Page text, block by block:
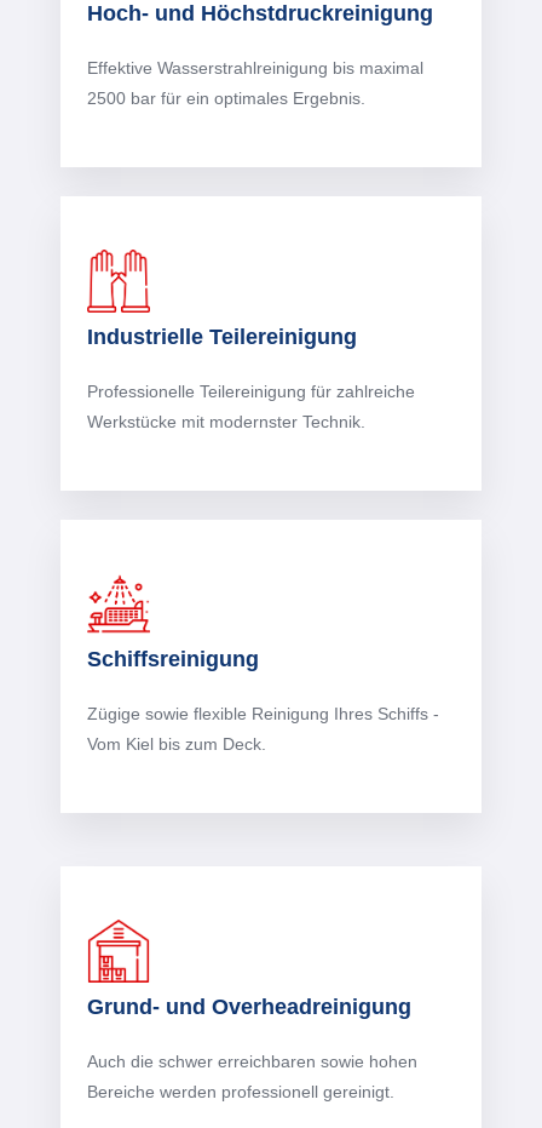
Hoch- und Höchstdruckreinigung
Effektive Wasserstrahlreinigung bis maximal
2500 bar für ein optimales Ergebnis.
Industrielle Teilereinigung
Professionelle Teilereinigung für zahlreiche
Werkstücke mit modernster Technik.
Schiffsreinigung
Zügige sowie flexible Reinigung Ihres Schiffs -
Vom Kiel bis zum Deck.
Grund- und Overheadreinigung
Auch die schwer erreichbaren sowie hohen
Bereiche werden professionell gereinigt.